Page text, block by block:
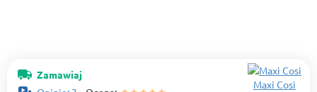
Zamawiaj
Maxi Cosi